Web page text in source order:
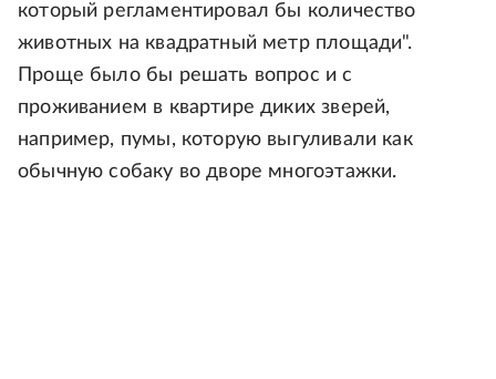
который регламентировал бы количество
животных на квадратный метр площади".
Проще было бы решать вопрос и с
проживанием в квартире диких зверей,
например, пумы, которую выгуливали как
обычную собаку во дворе многоэтажки.